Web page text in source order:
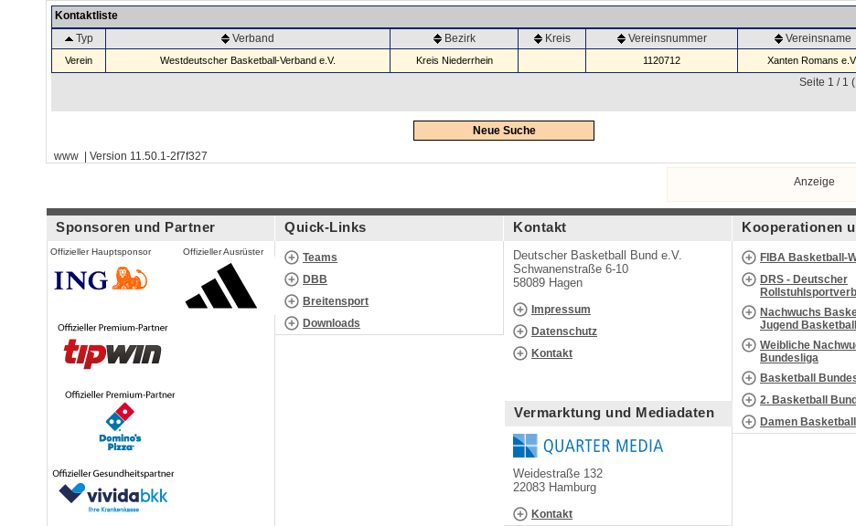
Kontaktliste
Typ
Verband Bezirk Kreis Vereinsnummer Vereinsname
Verein Westdeutscher Basketball-Verband e.V. Kreis Niederrhein 1120712 Xanten Romans e.V.
Seite 1 / 1
Neue Suche
www | Version 11.50.1-2f7f327
Anzeige
Sponsoren und Partner
Offizieller Hauptsponsor Offizieller Ausrüster
Quick-Links
Teams
DBB
Breitensport
Downloads
Kontakt
Deutscher Basketball Bund e.V.
Schwanenstraße 6-10
58089 Hagen
Impressum
Datenschutz
Kontakt
Vermarktung und Mediadaten
Weidestraße 132
22083 Hamburg
Kontakt
Kooperationen
FIBA Basketball-
DRS - Deutscher
Nachwuchs
Jugend
Weibliche
Bundesliga
Basketball
2. Basketball
Damen